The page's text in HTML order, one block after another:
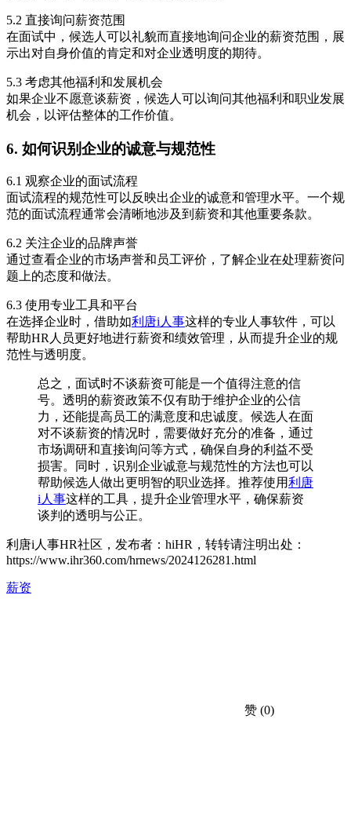
5.2 直接询问薪资范围
在面试中，候选人可以礼貌而直接地询问企业的薪资范围，展
示出对自身价值的肯定和对企业透明度的期待。
5.3 考虑其他福利和发展机会
如果企业不愿意谈薪资，候选人可以询问其他福利和职业发展
机会，以评估整体的工作价值。
6. 如何识别企业的诚意与规范性
6.1 观察企业的面试流程
面试流程的规范性可以反映出企业的诚意和管理水平。一个规
范的面试流程通常会清晰地涉及到薪资和其他重要条款。
6.2 关注企业的品牌声誉
通过查看企业的市场声誉和员工评价，了解企业在处理薪资问
题上的态度和做法。
6.3 使用专业工具和平台
在选择企业时，借助如利唐i人事这样的专业人事软件，可以
帮助HR人员更好地进行薪资和绩效管理，从而提升企业的规
范性与透明度。
总之，面试时不谈薪资可能是一个值得注意的信
号。透明的薪资政策不仅有助于维护企业的公信
力，还能提高员工的满意度和忠诚度。候选人在面
对不谈薪资的情况时，需要做好充分的准备，通过
市场调研和直接询问等方式，确保自身的利益不受
损害。同时，识别企业诚意与规范性的方法也可以
帮助候选人做出更明智的职业选择。推荐使用利唐
i人事这样的工具，提升企业管理水平，确保薪资
谈判的透明与公正。
利唐i人事HR社区，发布者：hiHR，转转请注明出处：
https://www.ihr360.com/hrnews/2024126281.html
薪资
赞 (0)